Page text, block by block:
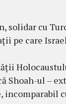
solidar cu
pe care
Shoah-ul –